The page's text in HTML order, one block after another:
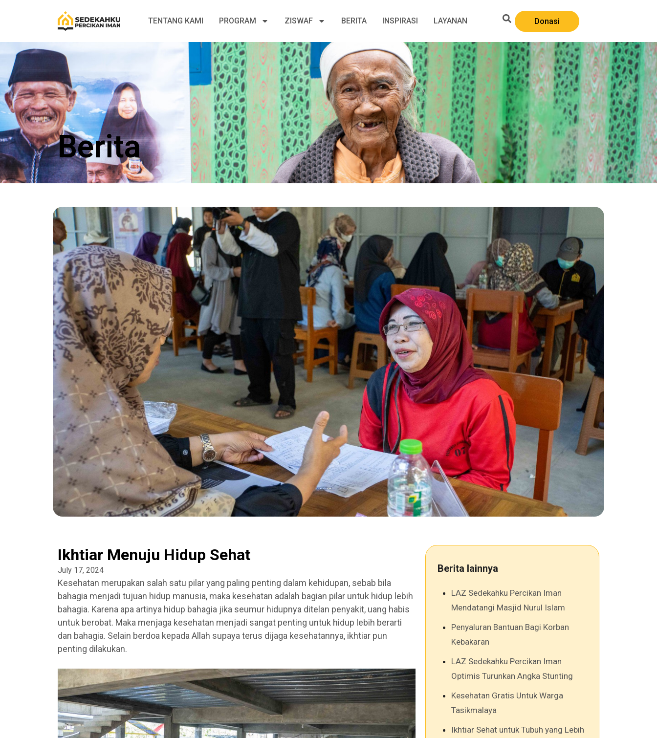
TENTANG KAMI PROGRAM ZISWAF BERITA INSPIRASI LAYANAN Donasi
Berita​
Ikhtiar Menuju Hidup Sehat
July 17, 2024
Kesehatan merupakan salah satu pilar yang paling penting dalam kehidupan, sebab bila
bahagia menjadi tujuan hidup manusia, maka kesehatan adalah bagian pilar untuk hidup lebih
bahagia. Karena apa artinya hidup bahagia jika seumur hidupnya ditelan penyakit, uang habis
untuk berobat. Maka menjaga kesehatan menjadi sangat penting untuk hidup lebih berarti
dan bahagia. Selain berdoa kepada Allah supaya terus dijaga kesehatannya, ikhtiar pun
penting dilakukan.
Berita lainnya
LAZ Sedekahku Percikan Iman
Mendatangi Masjid Nurul Islam
Penyaluran Bantuan Bagi Korban
Kebakaran
LAZ Sedekahku Percikan Iman
Optimis Turunkan Angka Stunting
Kesehatan Gratis Untuk Warga
Tasikmalaya
Ikhtiar Sehat untuk Tubuh yang Lebih